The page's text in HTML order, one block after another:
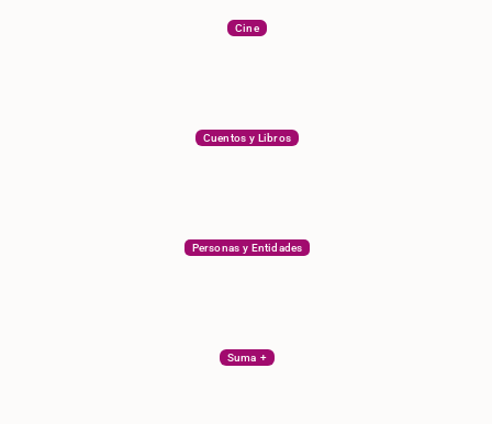
Cine
Cuentos y Libros
Personas y Entidades
Suma +